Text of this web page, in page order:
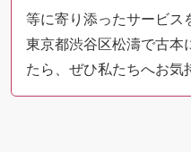
等に寄り添ったサービス
東京都渋谷区松濤で古本
たら、ぜひ私たちへお気